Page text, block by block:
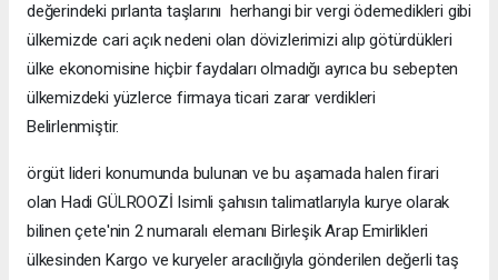
değerindeki pırlanta taşlarını herhangi bir vergi ödemedikleri gibi
ülkemizde cari açık nedeni olan dövizlerimizi alıp götürdükleri
ülke ekonomisine hiçbir faydaları olmadığı ayrıca bu sebepten
ülkemizdeki yüzlerce firmaya ticari zarar verdikleri
Belirlenmiştir.
örgüt lideri konumunda bulunan ve bu aşamada halen firari
olan Hadi GÜLROOZİ Isimli şahısın talimatlarıyla kurye olarak
bilinen çete'nin 2 numaralı elemanı Birleşik Arap Emirlikleri
ülkesinden Kargo ve kuryeler aracılığıyla gönderilen değerli taş